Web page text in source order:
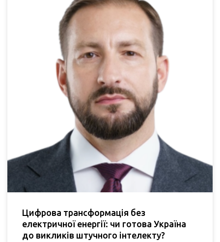
Цифрова трансформація без
електричної енергії: чи готова Україна
до викликів штучного інтелекту?